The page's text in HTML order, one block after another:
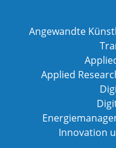
Angewandte
Applied
Innovation